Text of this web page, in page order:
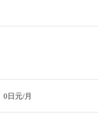
0日元/月